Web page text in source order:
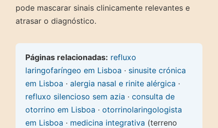
pode mascarar sinais clinicamente relevantes e
atrasar o diagnóstico.
Páginas relacionadas: refluxo
laringofaríngeo em Lisboa · sinusite crónica
em Lisboa · alergia nasal e rinite alérgica ·
refluxo silencioso sem azia · consulta de
otorrino em Lisboa · otorrinolaringologista
em Lisboa · medicina integrativa (terreno